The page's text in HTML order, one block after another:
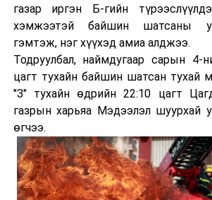
газар иргэн Б-гийн
хэмжээтэй байшин шатсаны
гэмтэж, нэг хүүхэд амиа алджээ.
Тодруулбал, наймдугаар сарын 4-
цагт тухайн байшин шатсан тухай
"З" тухайн өдрийн 22:10 цагт
газрын харьяа Мэдээлэл шуурхай
өгчээ.